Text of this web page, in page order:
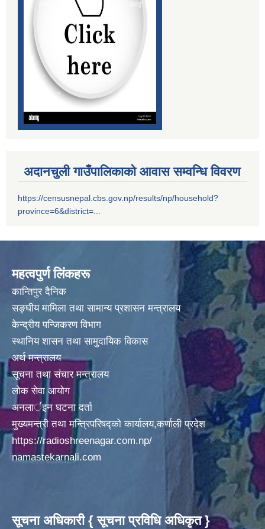
अदानचुली गाउँपालिकाको आवास सम्वन्धि विवरण
https://censusnepal.cbs.gov.np/results/np/household?
province=6&district=...
महत्वपुर्ण लिंकहरू
कान्तिपुर दैनिक
सङ्घीय मामिला तथा सामान्य प्रशासन मन्त्रालय
केन्द्रीय पन्जिकरण विभाग
स्थानिय शासन तथा सामुदायिक विकास
अर्थ मन्त्रालय
सूचना तथा संचार मन्त्रालय
लोक सेवा आयोग
अनलार्इन घटना दर्ता
मुख्यमन्त्री तथा मन्त्रिपरिषद्को कार्यालय,कर्णाली प्रदेश
https://radioshreenagar.com.np/
namastekarnali.com
सूचना अधिकारी { सूचना प्रविधि अधिकृत }